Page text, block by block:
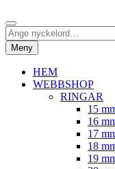
Hoppa
till
innehåll
Sök
Sök
efter:
Meny
HEM
WEBBSHOP
RINGAR
15
16
17
18
19